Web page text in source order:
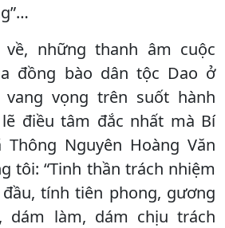
những thanh âm cuộc
đồng bào dân tộc Dao ở
vang vọng trên suốt hành
điều tâm đắc nhất mà Bí
Nguyên Hoàng Văn
tôi: “Tinh thần trách nhiệm
tính tiên phong, gương
dám làm, dám chịu trách